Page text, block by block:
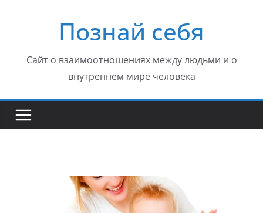
содержимомуПознай себя
Сайт о взаимоотношениях между людьми и о
внутреннем мире человека